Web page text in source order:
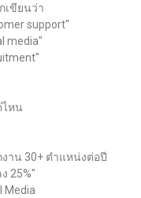
เขียนว่า
support"
media"
หน
าน 30+ ตำแหน่งต่อปี
25%"
Media